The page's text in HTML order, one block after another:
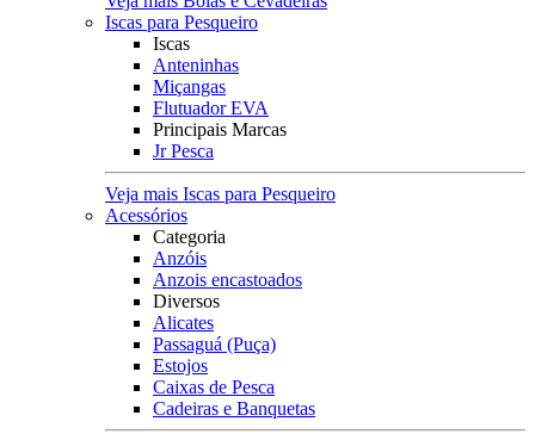
Iscas para Pesqueiro
Iscas
Anteninhas
Miçangas
Flutuador EVA
Principais Marcas
Jr Pesca
Veja mais Iscas para Pesqueiro
Acessórios
Categoria
Anzóis
Anzois encastoados
Diversos
Alicates
Passaguá (Puça)
Estojos
Caixas de Pesca
Cadeiras e Banquetas